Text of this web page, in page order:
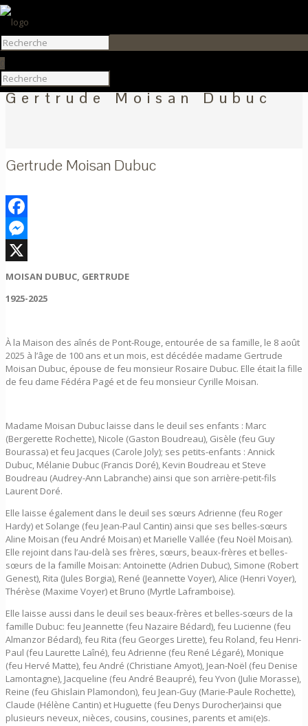
Gertrude Moisan Dubuc
Gertrude Moisan Dubuc
Facebook
Messenger
X
MOISAN DUBUC, GERTRUDE
1925-2025
À la Maison des aînés de Pont-Rouge, entourée de sa famille, le 8 août
2025 à l’âge de 100 ans et un mois, est décédée madame Gertrude
Moisan Dubuc, épouse de feu monsieur Rosaire Dubuc. Elle était la fille
de feu dame Fédéra Pagé et de feu monsieur Cyrille Moisan.
Madame Moisan Dubuc laisse dans le deuil ses enfants : Marc
(Bergerette Rochette), Nicole (Gaston Boudreau), Gisèle (feu Guy
Bourassa) et feu Jacques (Carole Joly); ses petits-enfants : Annick
Dubuc, Mélanie Dubuc (Francis Doré), Kevin Boudreau et Steve
Boudreau (Audrey-Ann Labranche) ainsi que son arrière-petit-fils
Laurent Doré.
Elle laisse également dans le deuil ses sœurs Adrienne (feu Roger
Hardy) et Solange (feu Jean-Paul Cantin) ainsi que ses belles-sœurs
Aline Moisan (feu André Moisan) et Marielle Vallée (feu Noël Moisan).
Elle rejoint dans l’au-delà ses frères, sœurs, beaux-frères et belles-
sœurs de la famille Moisan: Antoinette (Adrien Dubuc), Simone (Robert
Genest), Rita (Jules Borgia), René (Jeannette Voyer), Alice (Henri Voyer),
Thérèse (Maxime Voyer) et Bruno (Myrtle Laframboise).
Elle laisse aussi dans le deuil ses beaux-frères et belles-sœurs de la
famille Dubuc: feu Jeannette (feu Nazaire Bédard), feu Lucienne (feu
Almanzor Bédard), feu Rita (feu Georges Lirette), feu Roland, feu Henri-
Paul (feu Laurette Laîné), feu Adrienne (feu René Légaré), Monique
(feu Hervé Matte), feu André (Christiane Amyot), Jean-Noël (feu Denise
Lamontagne), Jacqueline (feu André Beaupré), feu Yvon (Julie Morasse),
Reine (feu Ghislain Plamondon), feu Jean-Guy (Marie-Paule Rochette),
Claude (Hélène Cantin) et Huguette (feu Denys Durocher)ainsi que
plusieurs neveux, nièces, cousins, cousines, parents et ami(e)s.